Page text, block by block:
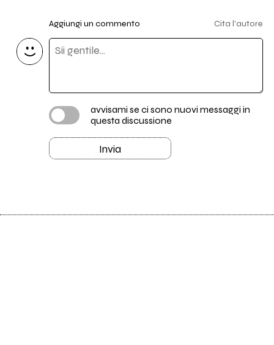
Aggiungi un commento Cita l'autore
avvisami se ci sono nuovi messaggi in
questa discussione
Invia